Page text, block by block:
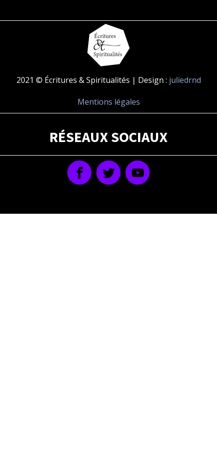
2021 © Écritures & Spiritualités | Design : juliedrnd
Mentions légales
RÉSEAUX SOCIAUX